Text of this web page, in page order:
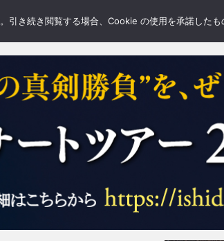
き続き閲覧する場合、Cookie の使用を承諾したも